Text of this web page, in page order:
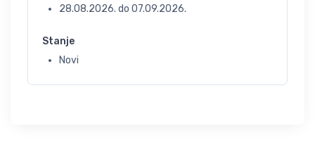
28.08.2026. do 07.09.2026.
Stanje
Novi